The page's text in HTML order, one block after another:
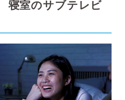
室のサブテレビ